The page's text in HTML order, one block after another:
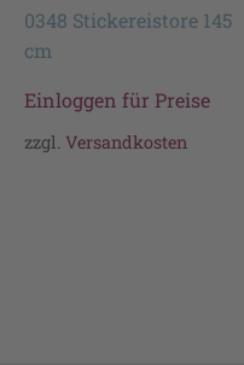
0348 Stickereistore 145
cm
Einloggen für Preise
zzgl. Versandkosten